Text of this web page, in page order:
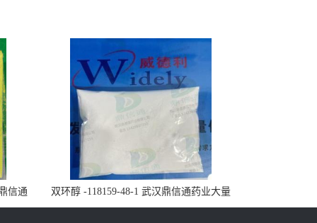
信通
双环醇 -118159-48-1 武汉鼎信通药业大量
现货供应